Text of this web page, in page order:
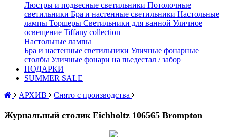
Люстры и подвесные светильники Потолочные
светильники Бра и настенные светильники Настольные
лампы Торшеры Светильники для ванной Уличное
освещение Tiffany collection
Настольные лампы
Бра и настенные светильники Уличные фонарные
столбы Уличные фонари на пьедестал / забор
ПОДАРКИ
SUMMER SALE
АРХИВ
Снято с производства
Журнальный столик Eichholtz 106565 Brompton